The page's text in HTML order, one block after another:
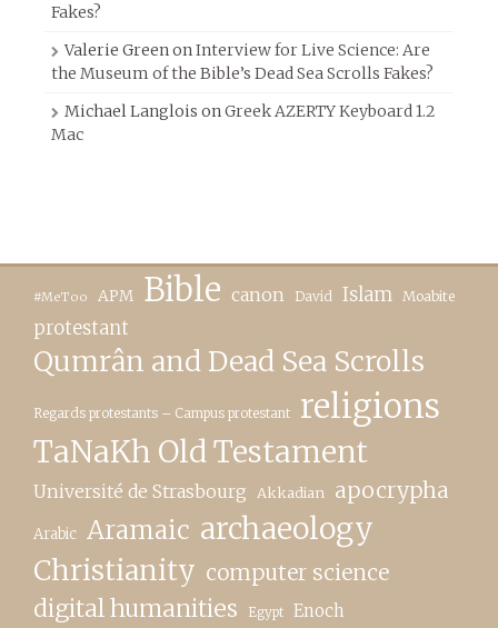
Fakes?
Valerie GreenonInterview for Live Science: Are
the Museum of the Bible’s Dead Sea Scrolls Fakes?
Michael Langlois onGreek AZERTY Keyboard 1.2
Mac
#MeToo APM Bible canon David Islam Moabite
protestant
Qumrân and Dead Sea Scrolls
Regards protestants – Campus protestant religions
TaNaKh Old Testament
Université de Strasbourg Akkadian apocrypha
Arabic Aramaic archaeology
Christianity computer science
digital humanities Egypt Enoch